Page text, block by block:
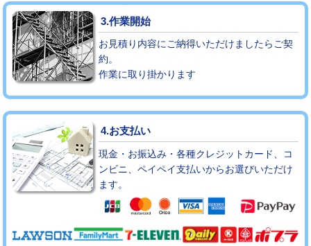
3.作業開始
お見積り内容にご納得いただけましたらご契
約。
作業に取り掛かります
4.お支払い
現金・お振込み・各種クレジットカード、コ
ンビニ、ペイペイ支払いからお選びいただけ
ます。